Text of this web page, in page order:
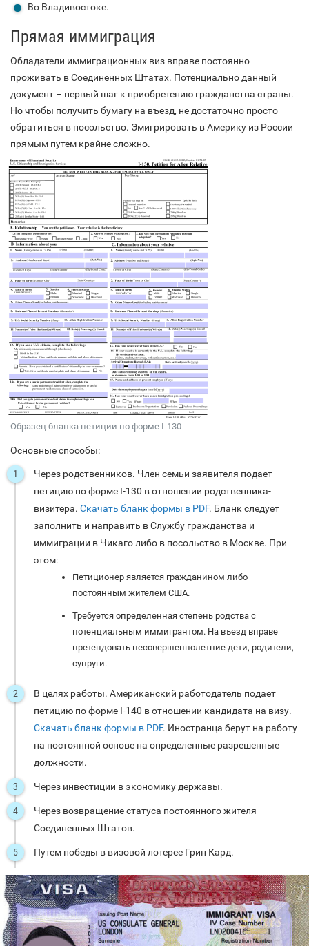
Во Владивостоке.
Прямая иммиграция
Обладатели иммиграционных виз вправе постоянно
проживать в Соединенных Штатах. Потенциально данный
документ – первый шаг к приобретению гражданства страны.
Но чтобы получить бумагу на въезд, не достаточно просто
обратиться в посольство. Эмигрировать в Америку из России
прямым путем крайне сложно.
Образец бланка петиции по форме I-130
Основные способы:
Через родственников. Член семьи заявителя подает
петицию по форме I-130 в отношении родственника-
визитера. Скачать бланк формы в PDF. Бланк следует
заполнить и направить в Службу гражданства и
иммиграции в Чикаго либо в посольство в Москве. При
этом:
Петиционер является гражданином либо
постоянным жителем США.
Требуется определенная степень родства с
потенциальным иммигрантом. На въезд вправе
претендовать несовершеннолетние дети, родители,
супруги.
В целях работы. Американский работодатель подает
петицию по форме I-140 в отношении кандидата на визу.
Скачать бланк формы в PDF. Иностранца берут на работу
на постоянной основе на определенные разрешенные
должности.
Через инвестиции в экономику державы.
Через возвращение статуса постоянного жителя
Соединенных Штатов.
Путем победы в визовой лотерее Грин Кард.